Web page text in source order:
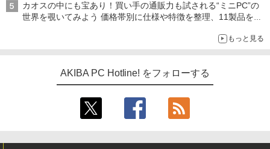
カオスの中にも宝あり！買い手の通販力も試される“ミニPC”の
世界を覗いてみよう 価格帯別に仕様や特徴を整理、11製品をピ
もっと見る
AKIBA PC Hotline! をフォローする